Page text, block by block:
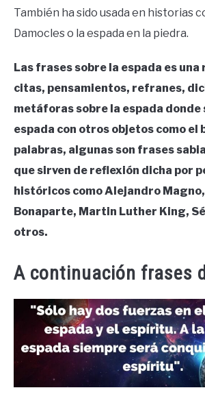
También ha sido usada en historias
Damocles o la espada en la piedra.
Las frases sobre la espada es
citas, pensamientos, refranes,
metáforas sobre la espada donde
espada con otros objetos como el
palabras, algunas son frases
que sirven de reflexión dicha por
históricos como Alejandro
Bonaparte, Martin Luther King,
otros.
A continuación frases